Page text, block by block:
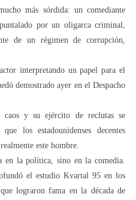
más sórdida: un comediante
por un oligarca criminal,
de un régimen de corrupción,
interpretando un papel para el
demostrado ayer en el Despacho
y su ejército de reclutas se
los estadounidenses decentes
este hombre.
en la política, sino en la comedia.
el estudio Kvartal 95 en los
lograron fama en la década de